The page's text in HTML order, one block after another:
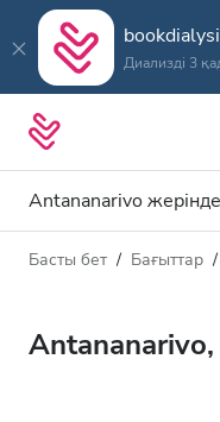
Диализді 3
Antananarivo
Диализ түрі
Барлық диализ
Қашықтық
Басты бет Бағыттар